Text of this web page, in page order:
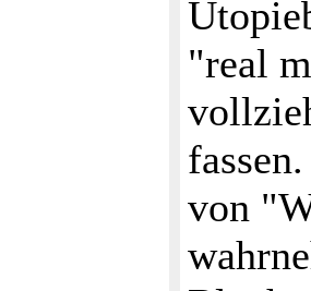
"real
von